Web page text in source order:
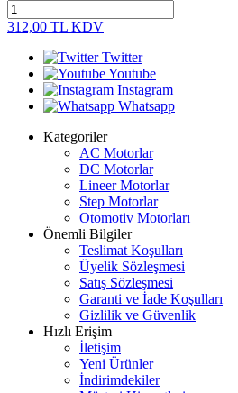
312,00 TL KDV
Twitter
Youtube
Instagram
Whatsapp
Kategoriler
AC Motorlar
DC Motorlar
Lineer Motorlar
Step Motorlar
Otomotiv Motorları
Önemli Bilgiler
Teslimat Koşulları
Üyelik Sözleşmesi
Satış Sözleşmesi
Garanti ve İade Koşulları
Gizlilik ve Güvenlik
Hızlı Erişim
İletişim
Yeni Ürünler
İndirimdekiler